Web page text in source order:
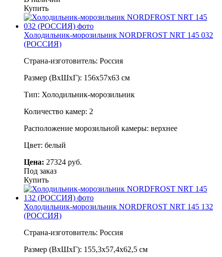
Купить
Холодильник-морозильник NORDFROST NRT 145 032
(РОССИЯ)
Страна-изготовитель: Россия
Размер (ВхШхГ): 156х57х63 см
Тип: Холодильник-морозильник
Количество камер: 2
Расположение морозильной камеры: верхнее
Цвет: белый
Цена: 27324 руб.
Под заказ
Купить
Холодильник-морозильник NORDFROST NRT 145 132
(РОССИЯ)
Страна-изготовитель: Россия
Размер (ВхШхГ): 155,3х57,4х62,5 см